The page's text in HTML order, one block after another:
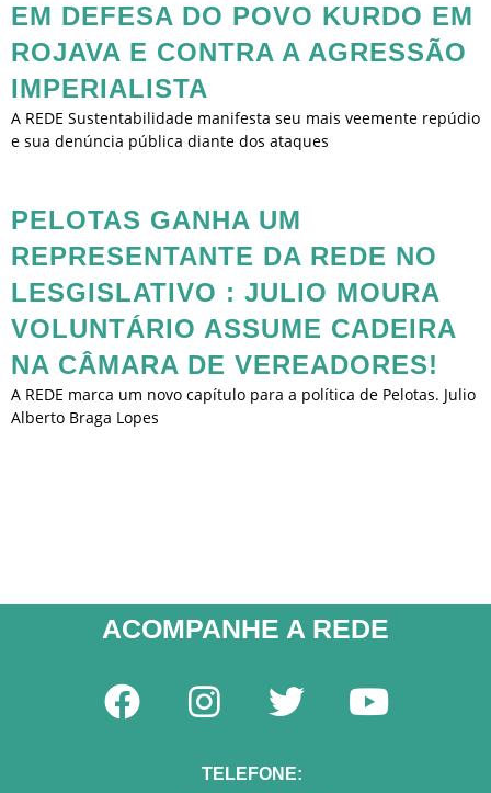
EM DEFESA DO POVO KURDO EM
ROJAVA E CONTRA A AGRESSÃO
IMPERIALISTA
A REDE Sustentabilidade manifesta seu mais veemente repúdio
e sua denúncia pública diante dos ataques
PELOTAS GANHA UM
REPRESENTANTE DA REDE NO
LESGISLATIVO : JULIO MOURA
VOLUNTÁRIO ASSUME CADEIRA
NA CÂMARA DE VEREADORES!
A REDE marca um novo capítulo para a política de Pelotas. Julio
Alberto Braga Lopes
ACOMPANHE A REDE​
TELEFONE: